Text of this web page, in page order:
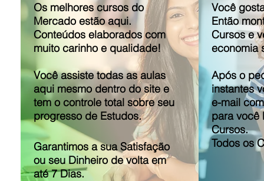
Os melhores cursos do
Mercado estão aqui.
Conteúdos elaborados com
muito carinho e qualidade!
Você assiste todas as aulas
aqui mesmo dentro do site e
tem o controle total sobre seu
progresso de Estudos.
Garantimos a sua Satisfação
ou seu Dinheiro de volta em
até 7 Dias.
Você
Então
Cursos e
economia
Após o
instantes
e-mail
para você
Cursos.
Todos os